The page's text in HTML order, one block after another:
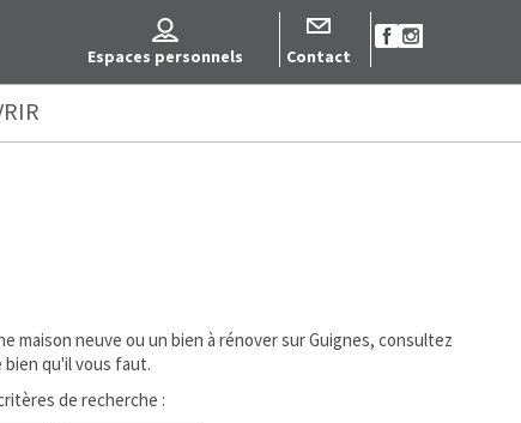
Contact
Espaces personnels
maison neuve ou un bien à rénover sur Guignes, consultez
bien qu'il vous faut.
de recherche :